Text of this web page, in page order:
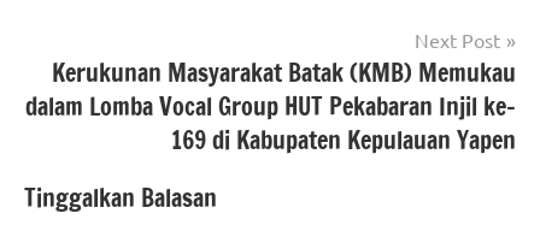
Next Post
Kerukunan Masyarakat Batak (KMB) Memukau
dalam Lomba Vocal Group HUT Pekabaran Injil ke-
169 di Kabupaten Kepulauan Yapen
Tinggalkan Balasan